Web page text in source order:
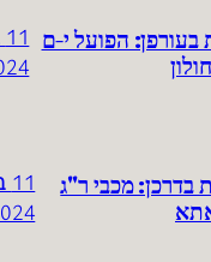
בעורפן: הפועל י-ם
בדרכן: מכבי ר"ג